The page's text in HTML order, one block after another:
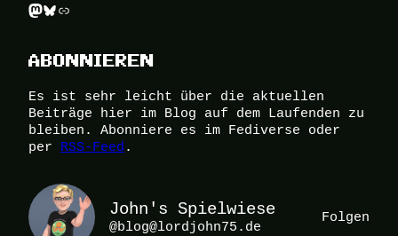
Mastodon Bluesky Link
ABONNIEREN
Es ist sehr leicht über die aktuellen
Beiträge hier im Blog auf dem Laufenden zu
bleiben. Abonniere es im Fediverse oder
per RSS-Feed .
John's Spielwiese
@blog@lordjohn75.de
Folgen